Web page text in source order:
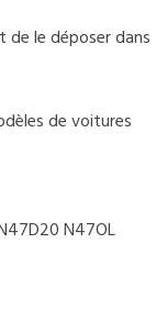
de le déposer dans
de voitures
N47OL